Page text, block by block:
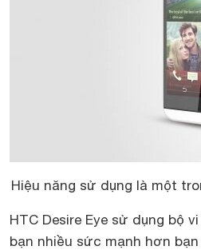
Hiệu năng sử dụng là một
HTC Desire Eye sử dụng bộ
bạn nhiều sức mạnh hơn